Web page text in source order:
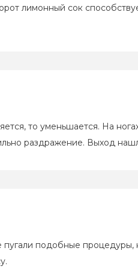
лимонный сок
то уменьшается. На
раздражение. Выход
подобные